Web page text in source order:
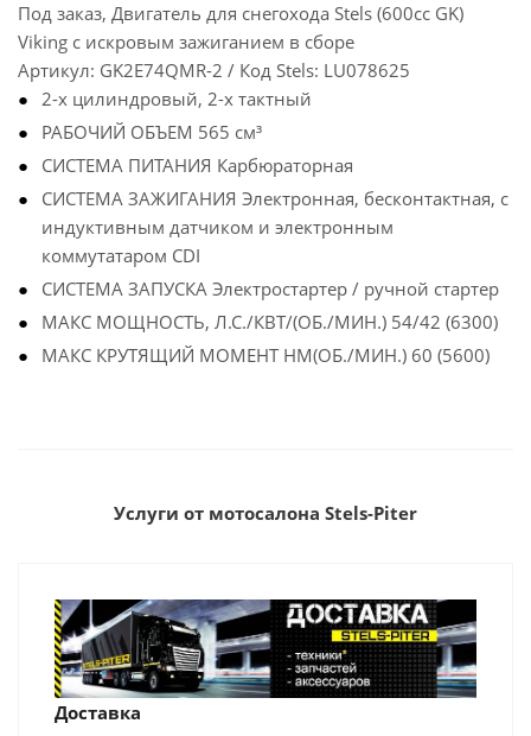
Под заказ, Двигатель для снегохода Stels (600сс GK)
Viking с искровым зажиганием в сборе
Артикул: GK2E74QMR-2 / Код Stels: LU078625
2-х цилиндровый, 2-х тактный
РАБОЧИЙ ОБЪЕМ 565 см³
СИСТЕМА ПИТАНИЯ Карбюраторная
СИСТЕМА ЗАЖИГАНИЯ Электронная, бесконтактная, с
индуктивным датчиком и электронным
коммутатаром CDI
СИСТЕМА ЗАПУСКА Электростартер / ручной стартер
МАКС МОЩНОСТЬ, Л.С./КВТ/(ОБ./МИН.) 54/42 (6300)
МАКС КРУТЯЩИЙ МОМЕНТ НМ(ОБ./МИН.) 60 (5600)
Услуги от мотосалона Stels-Piter
Доставка